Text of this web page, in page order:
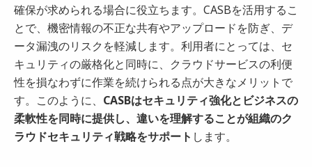
確保が求められる場合に役立ちます。CASBを活用するこ
とで、機密情報の不正な共有やアップロードを防ぎ、デ
ータ漏洩のリスクを軽減します。利用者にとっては、セ
キュリティの厳格化と同時に、クラウドサービスの利便
性を損なわずに作業を続けられる点が大きなメリットで
す。このように、 CASBはセキュリティ強化とビジネスの
柔軟性を同時に提供し、違いを理解することが組織のク
ラウドセキュリティ戦略をサポート します。